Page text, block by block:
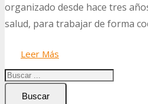
organizado desde hace tres
salud, para trabajar de forma
Leer Más
Buscar